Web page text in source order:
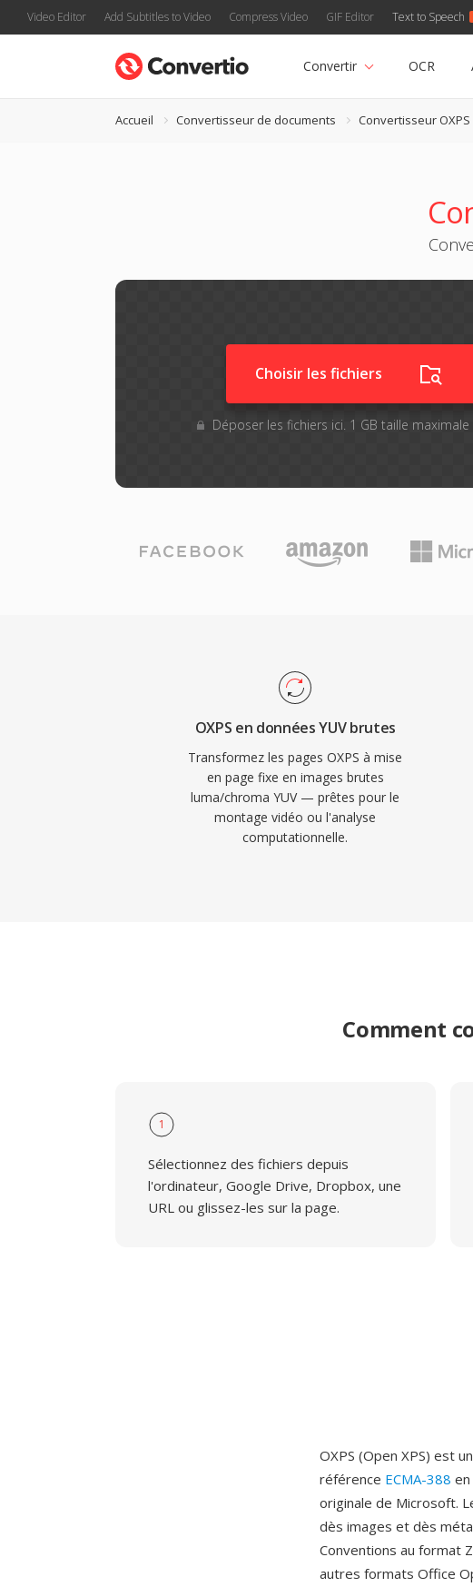
Video Editor Add Subtitles to Video Compress Video GIF Editor Text to Speech
Convertir OCR
Accueil Convertisseur de documents Convertisseur OXPS
Choisir les fichiers
Déposer les fichiers ici. 1 GB taille
OXPS en données YUV brutes
Transformez les pages OXPS à mise
en page fixe en images brutes
luma/chroma YUV — prêtes pour le
montage vidéo ou l'analyse
computationnelle.
Comment
1
Sélectionnez des fichiers depuis
l'ordinateur, Google Drive, Dropbox, une
URL ou glissez-les sur la page.
OXPS (Open XPS) est
référence ECMA-388
originale de Microsoft.
dès images et dès
Conventions au format
autres formats Office